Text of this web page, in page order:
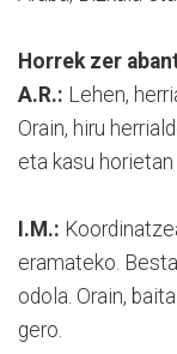
Horrek zer
A.R.: Lehen,
Orain, hiru
eta kasu
I.M.:
eramateko.
odola. Orain,
gero.